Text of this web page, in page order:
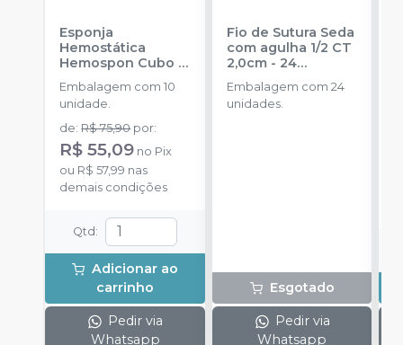
Esponja
Hemostática
Hemospon Cubo -
MAQUIRA
Embalagem com 10
unidade.
de:R$ 75,90 por:
R$ 55,09 no Pix
ou R$ 57,99 nas
demais condições
Qtd :
Adicionar ao
carrinho
Pedir via
Whatsapp
Fio de Sutura Seda
com agulha 1/2 CT
2,0cm - 24
SHALON
Embalagem com 24
unidades.
Esgotado
Pedir via
Whatsapp